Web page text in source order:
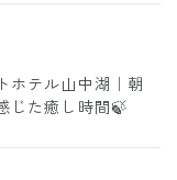
ホテル山中湖｜朝
じた癒し時間🍃